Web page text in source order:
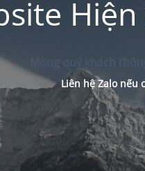
Mong quý khách
Liên hệ Zalo nếu